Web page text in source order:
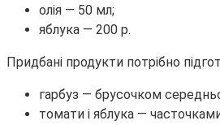
олія — 50 мл;
яблука — 200 р.
Придбані продукти потрібно
гарбуз — брусочком
томати і яблука —